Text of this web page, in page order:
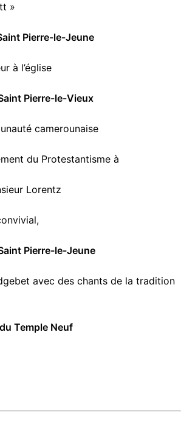
»
Pierre-le-Jeune
à l’église
Pierre-le-Vieux
camerounaise
du Protestantisme à
Lorentz
Pierre-le-Jeune
avec des chants de la tradition
Neuf